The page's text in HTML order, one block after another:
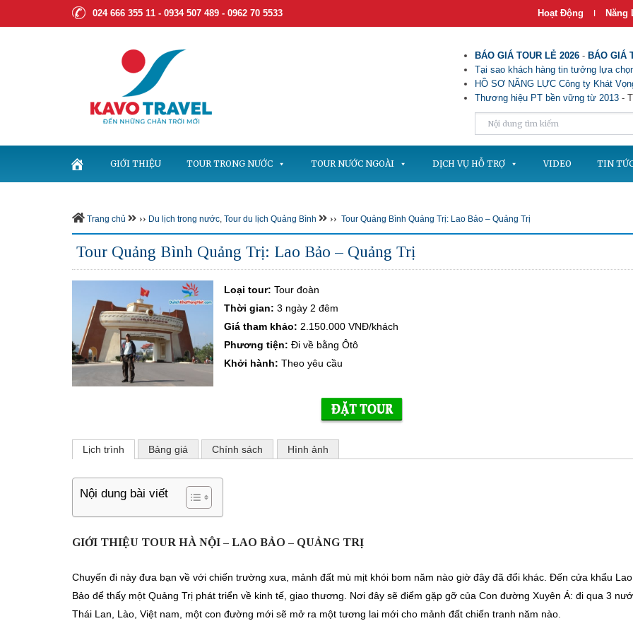
024 666 355 11 - 0934 507 489 - 0962 70 5533 Hoạt Động | Năng
BÁO GIÁ TOUR LẺ 2026 - BÁO GIÁ
Tại sao khách hàng tin tưởng lựa
HỒ SƠ NĂNG LỰC Công ty Khát
Thương hiệu PT bền vững từ 2013 -
GIỚI THIỆU TOUR TRONG NƯỚC TOUR NƯỚC NGOÀI DỊCH VỤ HỖ TRỢ VIDEO TIN
Trang chủ ›› Du lịch trong nước, Tour du lịch Quảng Bình ›› Tour Quảng Bình Quảng Trị: Lao Bảo – Quảng Trị
Tour Quảng Bình Quảng Trị: Lao Bảo – Quảng Trị
Loại tour: Tour đoàn
Thời gian: 3 ngày 2 đêm
Giá tham khảo: 2.150.000 VNĐ/khách
Phương tiện: Đi về bằng Ôtô
Khởi hành: Theo yêu cầu
Lịch trình Bảng giá Chính sách Hình ảnh
Nội dung bài viết
GIỚI THIỆU TOUR HÀ NỘI – LAO BẢO – QUẢNG TRỊ
Chuyến đi này đưa bạn về với chiến trường xưa, mảnh đất mù mịt khói bom năm nào giờ đây đã đổi khác. Đến cửa khẩu Lao
Bảo để thấy một Quảng Trị phát triển về kinh tế, giao thương. Nơi đây sẽ điểm gặp gỡ của Con đường Xuyên Á: đi qua 3
Thái Lan, Lào, Việt nam, một con đường mới sẽ mở ra một tương lai mới cho mảnh đất chiến tranh năm nào.